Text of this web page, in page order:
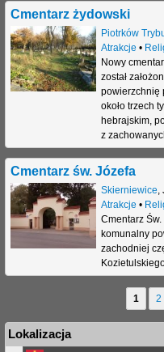
Cmentarz żydowski
Piotrków
Atrakcje •
Nowy
został
powierzchnię
około trzech
hebrajskim,
z
Cmentarz św. Józefa
Skierniewice
Atrakcje •
Cmentarz
komunalny
zachodniej
1 2
Lokalizacja